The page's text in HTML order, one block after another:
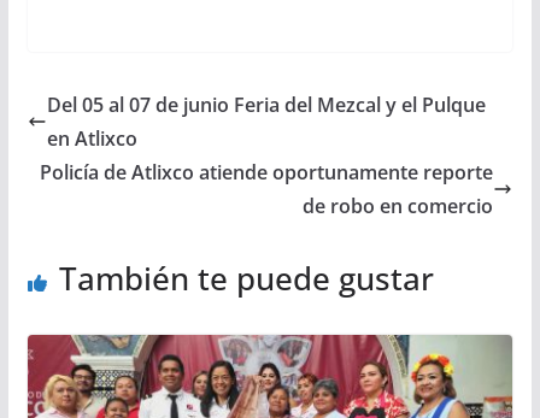
Del 05 al 07 de junio Feria del Mezcal y el Pulque
en Atlixco
Policía de Atlixco atiende oportunamente reporte
de robo en comercio
También te puede gustar